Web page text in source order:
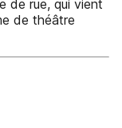
de rue, qui vient
de théâtre